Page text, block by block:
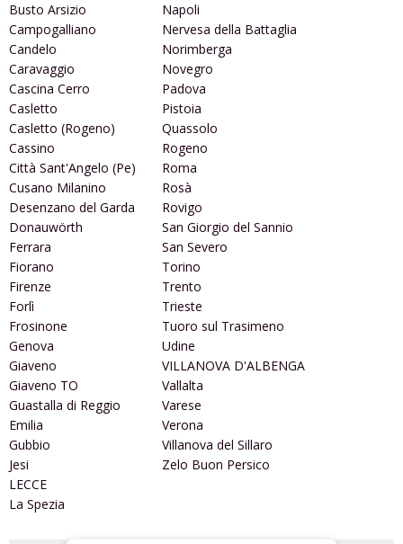
Busto Arsizio
Campogalliano
Candelo
Caravaggio
Cascina Cerro
Casletto
Casletto (Rogeno)
Cassino
Città Sant'Angelo (Pe)
Cusano Milanino
Desenzano del Garda
Donauwörth
Ferrara
Fiorano
Firenze
Forlì
Frosinone
Genova
Giaveno
Giaveno TO
Guastalla di Reggio
Emilia
Gubbio
Jesi
LECCE
La Spezia
Napoli
Nervesa della Battaglia
Norimberga
Novegro
Padova
Pistoia
Quassolo
Rogeno
Roma
Rosà
Rovigo
San Giorgio del Sannio
San Severo
Torino
Trento
Trieste
Tuoro sul Trasimeno
Udine
VILLANOVA D'ALBENGA
Vallalta
Varese
Verona
Villanova del Sillaro
Zelo Buon Persico